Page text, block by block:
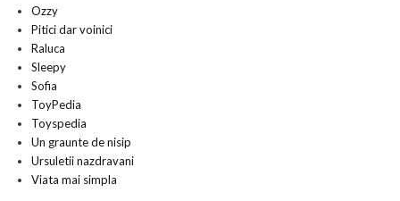
Ozzy
Pitici dar voinici
Raluca
Sleepy
Sofia
ToyPedia
Toyspedia
Un graunte de nisip
Ursuletii nazdravani
Viata mai simpla